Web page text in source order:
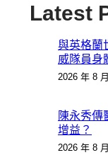
Latest
與英格蘭
威隊員身
2026 年 8
陳永秀傳
增益？
2026 年 8